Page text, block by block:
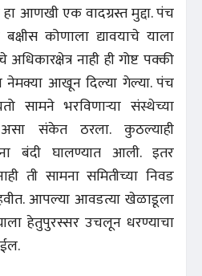
आणखी एक वादग्रस्त मुद्दा. पंच
कोणाला द्यावयाचे याला
नाही ही गोष्ट पक्की
नेमक्या आखून दिल्या गेल्या. पंच
सामने भरविणाऱ्या संस्थेच्या
संकेत ठरला. कुठल्याही
बंदी घालण्यात आली. इतर
ती सामना समितीच्या निवड
आपल्या आवडत्या खेळाडूला
हेतुपुरस्सर उचलून धरण्याचा